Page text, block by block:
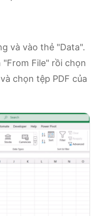
và vào thẻ "Data".
"From File" rồi chọn
chọn tệp PDF của